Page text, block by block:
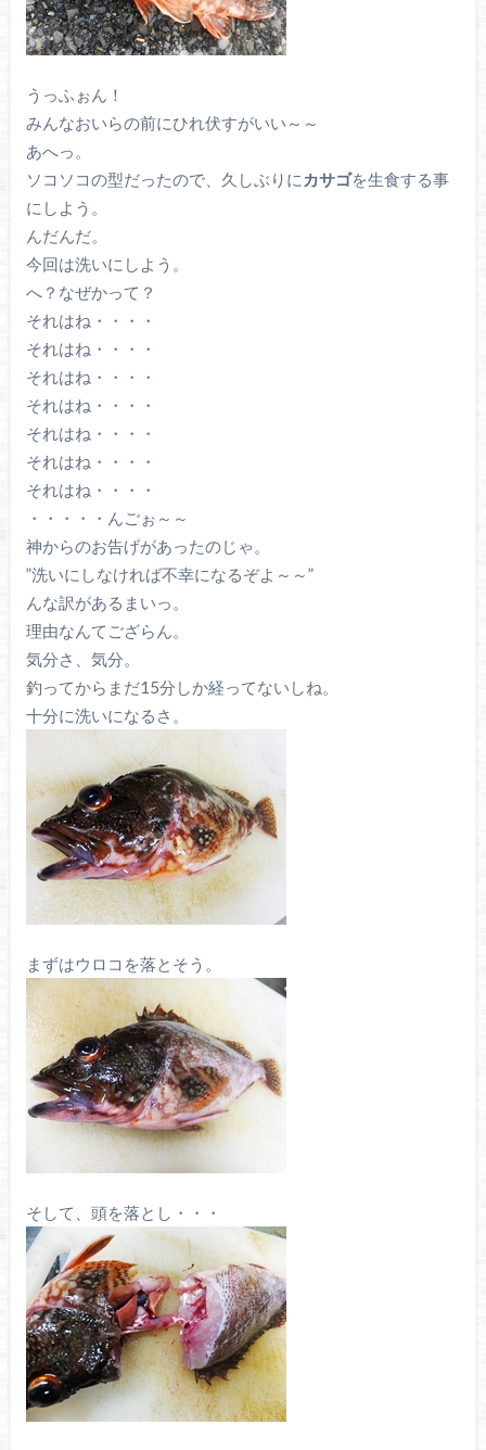
うっふぉん！
みんなおいらの前にひれ伏すがいい～～
あへっ。
ソコソコの型だったので、久しぶりに カサゴを生食する事
にしよう。
んだんだ。
今回は洗いにしよう。
へ？なぜかって？
それはね・・・・
それはね・・・・
それはね・・・・
それはね・・・・
それはね・・・・
それはね・・・・
それはね・・・・
・・・・・んごぉ～～
神からのお告げがあったのじゃ。
”洗いにしなければ不幸になるぞよ～～”
んな訳があるまいっ。
理由なんてござらん。
気分さ、気分。
釣ってからまだ15分しか経ってないしね。
十分に洗いになるさ。
まずはウロコを落とそう。
そして、頭を落とし・・・